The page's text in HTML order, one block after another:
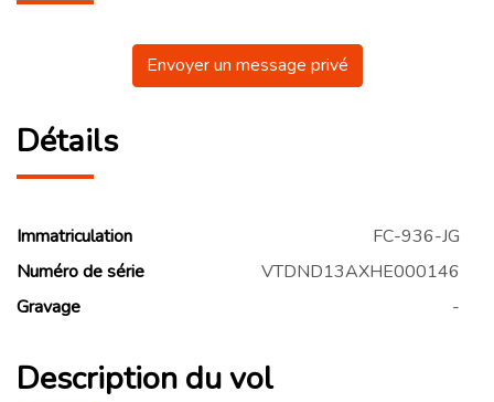
Envoyer un message privé
Détails
Immatriculation
FC-936-JG
Numéro de série
VTDND13AXHE000146
Gravage
-
Description du vol